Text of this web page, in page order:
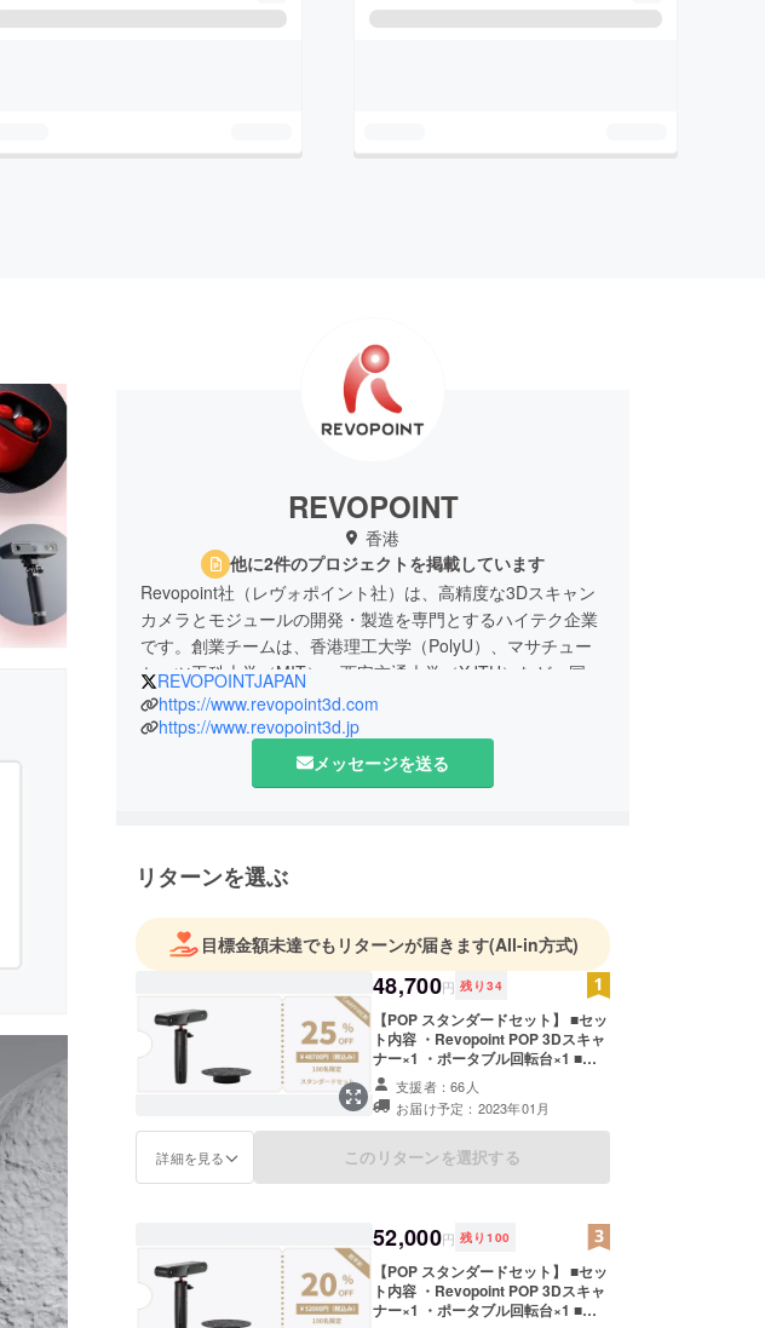
REVOPOINT
香港
他に2件のプロジェクトを掲載しています
Revopoint社（レヴォポイント社）は、高精度な3Dスキャン
カメラとモジュールの開発・製造を専門とするハイテク企業
です。創業チームは、香港理工大学（PolyU）、マサチュー
セッツ工科大学（MIT）、西安交通大学（XJTU）など、国際
的に著名な研究機関の博士号を持つ専門家より構成された精
鋭グループです。強力なソフトウェアやアルゴリズムによ
り、弊社で開発してきたハードウェアデバイスと3Dイメージ
ング技術を統合し、皆様に最高の製品をお届けいたします。
REVOPOINTJAPAN
https://www.revopoint3d.com
https://www.revopoint3d.jp
メッセージを送る
リターンを選ぶ
目標金額未達でもリターンが届きます(All-in方式)
48,700円 残り 34
【POP スタンダードセット】 ■セッ
ト内容 ・Revopoint POP 3Dスキャ
ナー×1 ・ポータブル回転台×1 ■付
属品 ・三脚/手持ちスタンド×1 ・回
転台用拡張パネル×4 ・スマホホル
ダー×1 ・USBケーブル(Type-A)×1
・USBケーブル(Type-C)×1 ・ビ
ニールシート×1 ・粘着剤×1 ・マー
国内限定） 注意事項 ※ご注文状況、
使用部材の供給状況、製造工程上、
自然災害の都合等により出荷時期が
前後する場合がありますのでご了承
下さい。 ※開発中の製品につきまし
支援者：66人
お届け予定：2023年01月
詳細を見る このリターンを選択する
52,000円 残り 100
【POP スタンダードセット】 ■セッ
ト内容 ・Revopoint POP 3Dスキャ
ナー×1 ・ポータブル回転台×1 ■付